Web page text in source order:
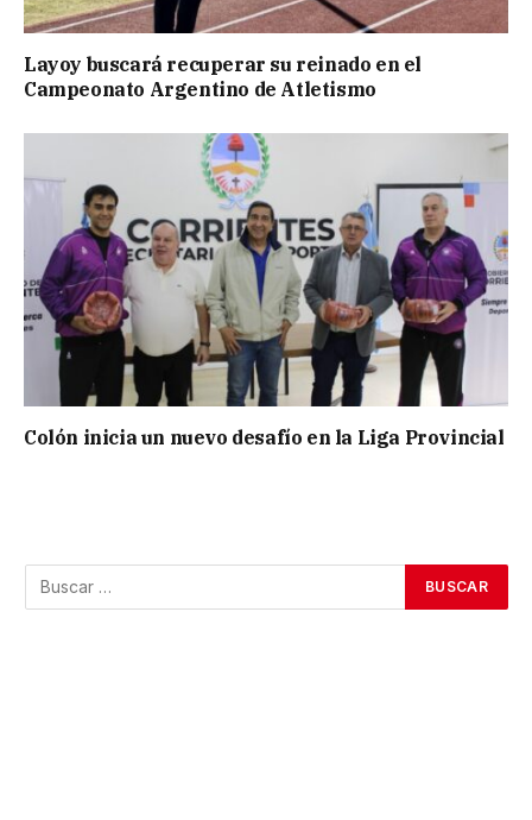
Layoy buscará recuperar su reinado en el
Campeonato Argentino de Atletismo
Colón inicia un nuevo desafío en la Liga Provincial